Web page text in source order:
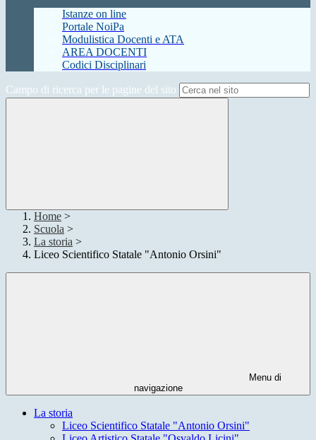
Istanze on line
Portale NoiPa
Modulistica Docenti e ATA
AREA DOCENTI
Codici Disciplinari
Campo di ricerca per le pagine del sito
Home >
Scuola >
La storia >
Liceo Scientifico Statale "Antonio Orsini"
Menu di
navigazione
La storia
Liceo Scientifico Statale "Antonio Orsini"